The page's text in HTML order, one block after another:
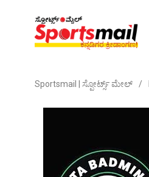
Sportsmail | ಸ್ಪೋರ್ಟ್ಸ್ ಮೇಲ್ /